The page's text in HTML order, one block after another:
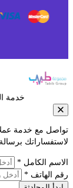
خدمة
مع خدمة عملاء
برسالة
الكامل *
الهاتف *